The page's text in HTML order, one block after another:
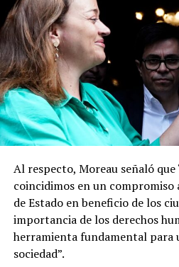
Al respecto, Moreau señaló que
coincidimos en un
de Estado en beneficio de los
importancia de los derechos
herramienta fundamental para
sociedad”.